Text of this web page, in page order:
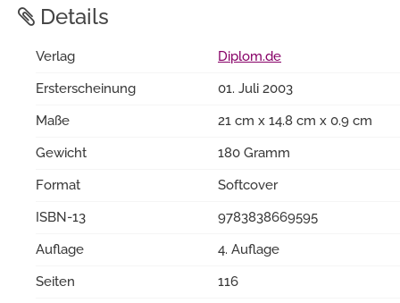
Details
Verlag
Diplom.de
Ersterscheinung
01. Juli 2003
Maße
21 cm x 14.8 cm x 0.9 cm
Gewicht
180 Gramm
Format
Softcover
ISBN-13
9783838669595
Auflage
4. Auflage
Seiten
116